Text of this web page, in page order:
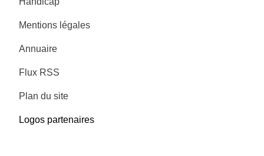
Mentions légales
Annuaire
Flux RSS
Plan du site
Logos partenaires